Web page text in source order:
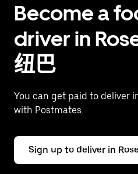
Become a
driver in
纽巴
You can get paid to deliver
with Postmates.
Sign up to deliver in